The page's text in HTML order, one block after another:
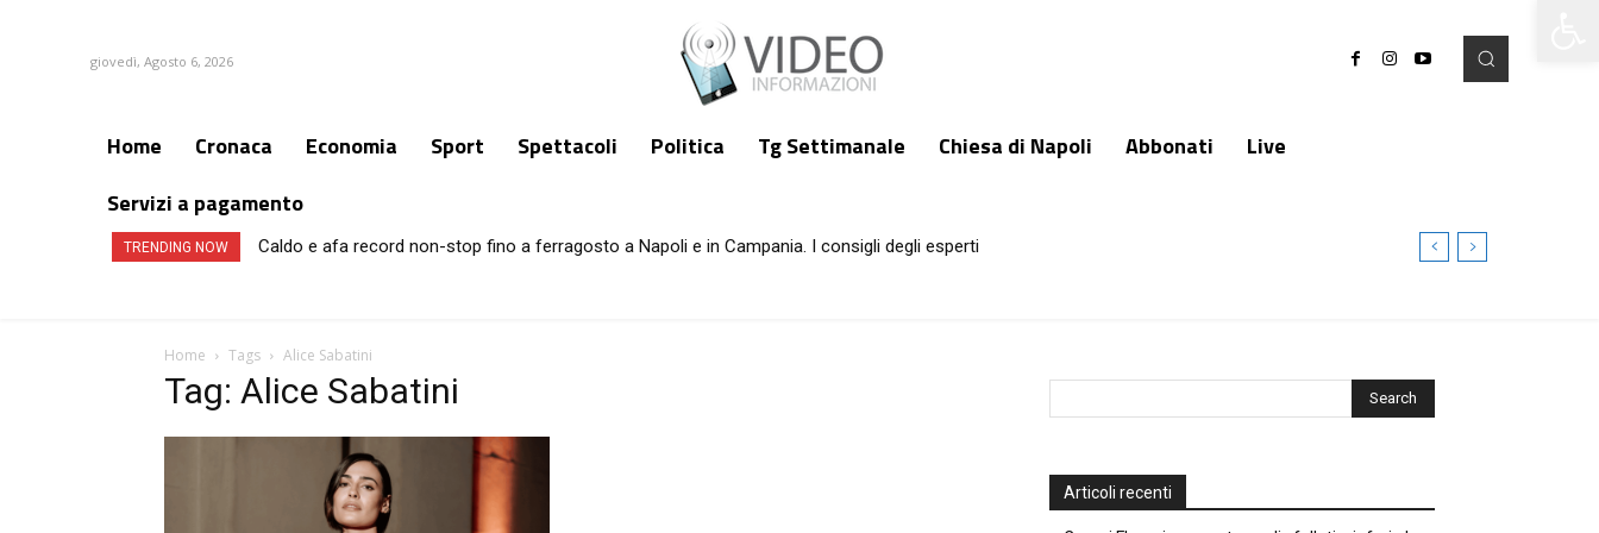
giovedì, Agosto 6, 2026
Home Cronaca Economia Sport Spettacoli Politica Tg Settimanale Chiesa di Napoli Abbonati
Live
Servizi a pagamento
TRENDING NOW Caldo e afa record non-stop fino a ferragosto a Napoli e in Campania. I consigli degli esperti
Home Tags Alice Sabatini
Tag: Alice Sabatini
Articoli recenti